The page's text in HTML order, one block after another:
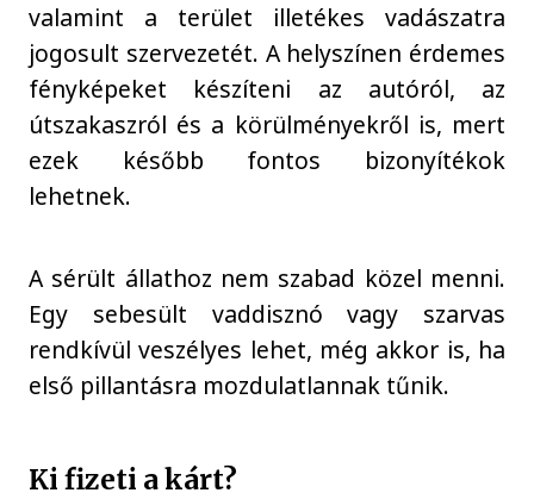
valamint a terület illetékes vadászatra
jogosult szervezetét. A helyszínen érdemes
fényképeket készíteni az autóról, az
útszakaszról és a körülményekről is, mert
ezek később fontos bizonyítékok
lehetnek.
A sérült állathoz nem szabad közel menni.
Egy sebesült vaddisznó vagy szarvas
rendkívül veszélyes lehet, még akkor is, ha
első pillantásra mozdulatlannak tűnik.
Ki fizeti a kárt?